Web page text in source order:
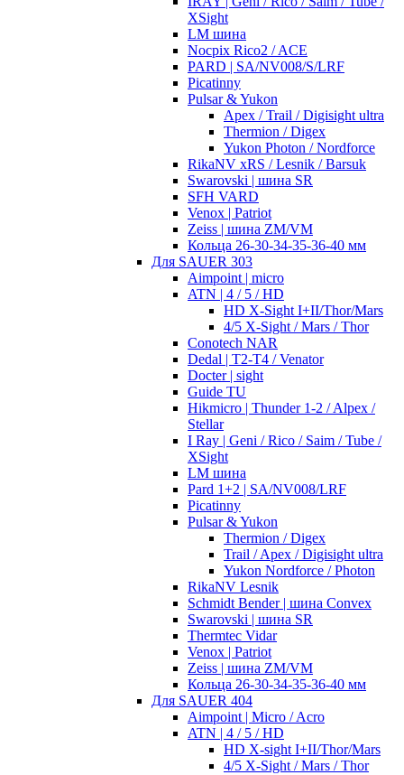
XSight
LM шина
Nocpix Rico2 / ACE
PARD | SA/NV008/S/LRF
Picatinny
Pulsar & Yukon
Apex / Trail / Digisight ultra
Thermion / Digex
Yukon Photon / Nordforce
RikaNV xRS / Lesnik / Barsuk
Swarovski | шина SR
SFH VARD
Venox | Patriot
Zeiss | шина ZM/VM
Кольца 26-30-34-35-36-40 мм
Для SAUER 303
Aimpoint | micro
ATN | 4 / 5 / HD
HD X-Sight I+II/Thor/Mars
4/5 X-Sight / Mars / Thor
Conotech NAR
Dedal | T2-T4 / Venator
Docter | sight
Guide TU
Hikmicro | Thunder 1-2 / Alpex /
Stellar
I Ray | Geni / Rico / Saim / Tube /
XSight
LM шина
Pard 1+2 | SA/NV008/LRF
Picatinny
Pulsar & Yukon
Thermion / Digex
Trail / Apex / Digisight ultra
Yukon Nordforce / Photon
RikaNV Lesnik
Schmidt Bender | шина Convex
Swarovski | шина SR
Thermtec Vidar
Venox | Patriot
Zeiss | шина ZM/VM
Кольца 26-30-34-35-36-40 мм
Для SAUER 404
Aimpoint | Micro / Acro
ATN | 4 / 5 / HD
HD X-sight I+II/Thor/Mars
4/5 X-Sight / Mars / Thor